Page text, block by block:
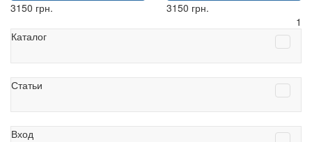
3150 грн.
3150 грн.
1
Каталог
Статьи
Вход